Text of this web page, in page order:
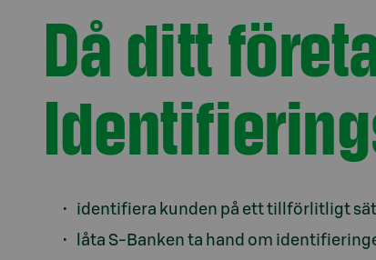
Då ditt
identifiera kunden på ett tillförlitligt
låta S-Banken ta hand om